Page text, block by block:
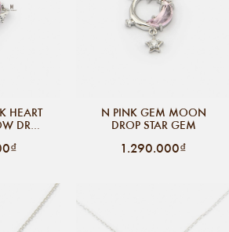
HEART
DROP
N PINK GEM MOON
DROP STAR GEM
1.290.000₫